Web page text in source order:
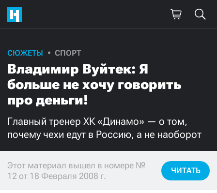
СЮЖЕТЫ СПОРТ
Владимир Вуйтек: Я
больше не хочу говорить
про деньги!
Главный тренер ХК «Динамо» — о том,
почему чехи едут в Россию, а не наоборот
Этот материал вышел в номере №
12 от 18 Февраля 2008 г.
ЧИТАТЬ
Поддержите
нашу работу!
Ежемесячно Разово
3000 1000